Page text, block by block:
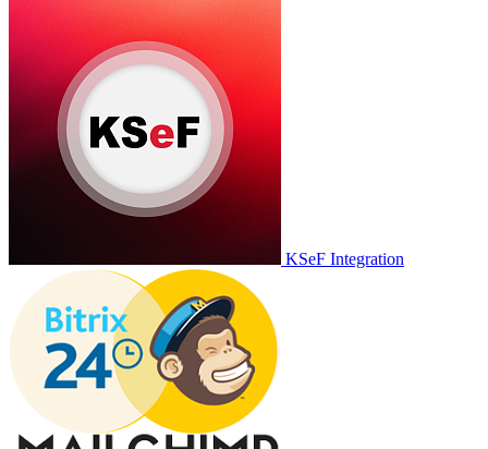
KSeF Integration